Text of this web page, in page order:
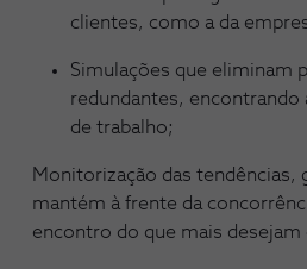
clientes, como a da
Simulações que eliminam
redundantes, encontrando
de trabalho;
Monitorização das tendências,
mantém à frente da
encontro do que mais